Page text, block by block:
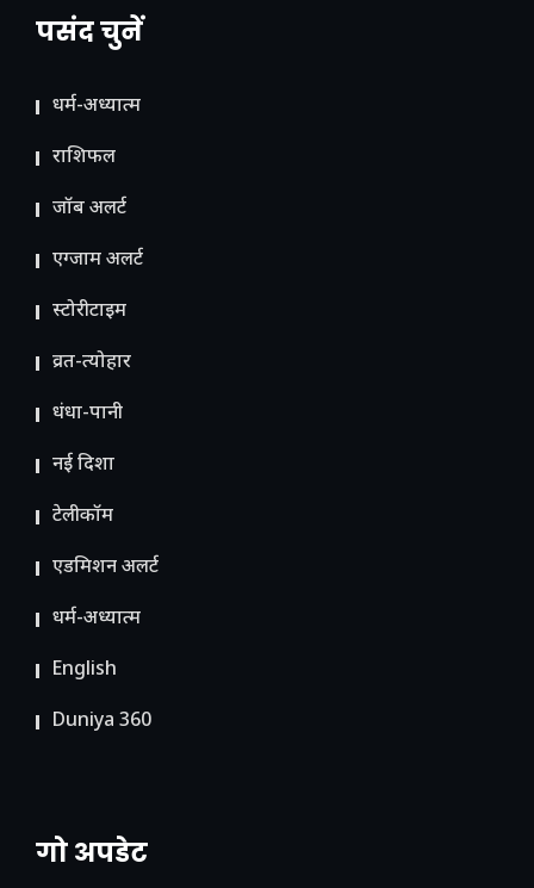
पसंद चुनें
धर्म-अध्यात्म
राशिफल
जॉब अलर्ट
एग्जाम अलर्ट
स्टोरीटाइम
व्रत-त्योहार
धंधा-पानी
नई दिशा
टेलीकॉम
ए​डमिशन अलर्ट
धर्म-अध्यात्म
English
Duniya 360
गो अपडेट